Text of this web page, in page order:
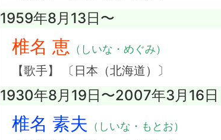
1959年8月13日〜
椎名 恵 （しいな・めぐみ）
【歌手】 〔日本（北海道）〕
1930年8月19日〜2007年3月16日
椎名 素夫 （しいな・もとお）